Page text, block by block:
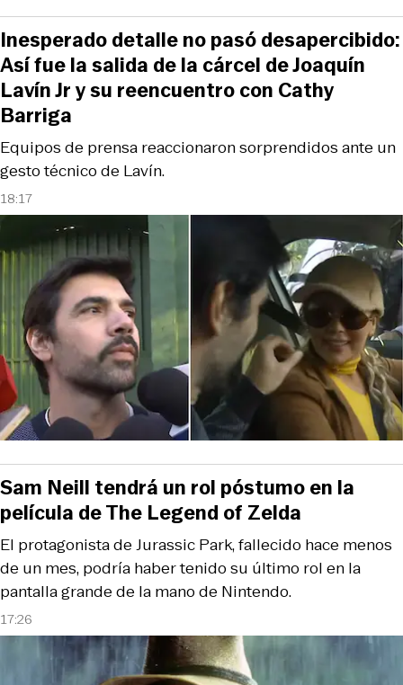
18:17
Equipos de prensa reaccionaron sorprendidos ante un
gesto técnico de Lavín.
Inesperado detalle no pasó desapercibido:
Así fue la salida de la cárcel de Joaquín
Lavín Jr y su reencuentro con Cathy
Barriga
17:26
El protagonista de Jurassic Park, fallecido hace menos
de un mes, podría haber tenido su último rol en la
pantalla grande de la mano de Nintendo.
Sam Neill tendrá un rol póstumo en la
película de The Legend of Zelda